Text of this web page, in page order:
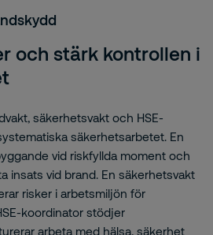
och stärk kontrollen i
säkerhetsvakt och HSE-
säkerhetsarbetet. En
vid riskfyllda moment och
insats vid brand. En säkerhetsvakt
risker i arbetsmiljön för
koordinator stödjer
arbeta med hälsa, säkerhet